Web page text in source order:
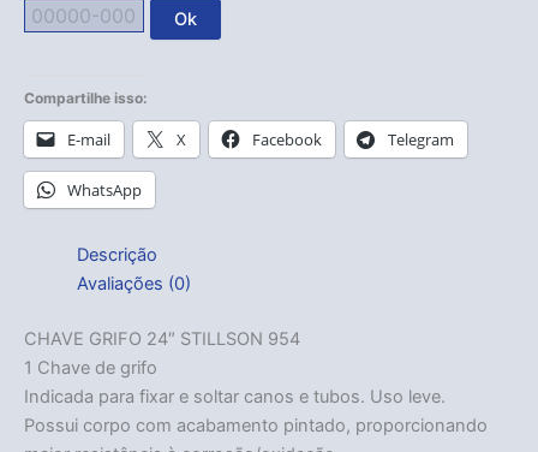
Ok
Compartilhe isso:
E-mail X Facebook Telegram
WhatsApp
Descrição
Avaliações (0)
CHAVE GRIFO 24″ STILLSON 954
1 Chave de grifo
Indicada para fixar e soltar canos e tubos. Uso leve.
Possui corpo com acabamento pintado, proporcionando